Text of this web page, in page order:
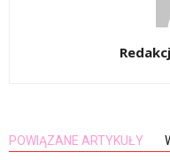
POWIĄZANE ARTYKUŁY